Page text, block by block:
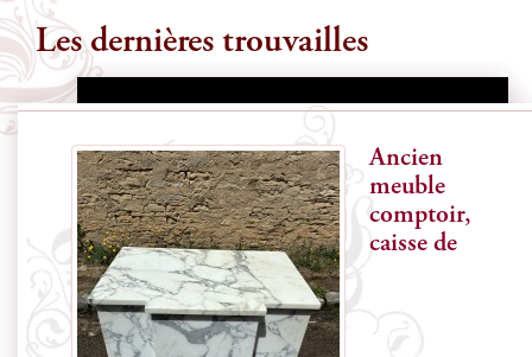
Les dernières trouvailles
Ancien
meuble
comptoir,
caisse de